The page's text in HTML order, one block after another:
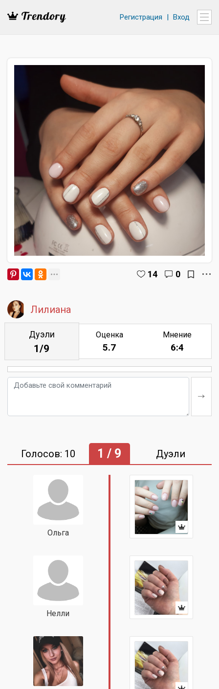
Регистрация | Вход
14 0
Лилиана
Дуэли
1/9
Оценка
5.7
Мнение
6:4
Голосов: 10 1 / 9 Дуэли
Ольга
Нелли